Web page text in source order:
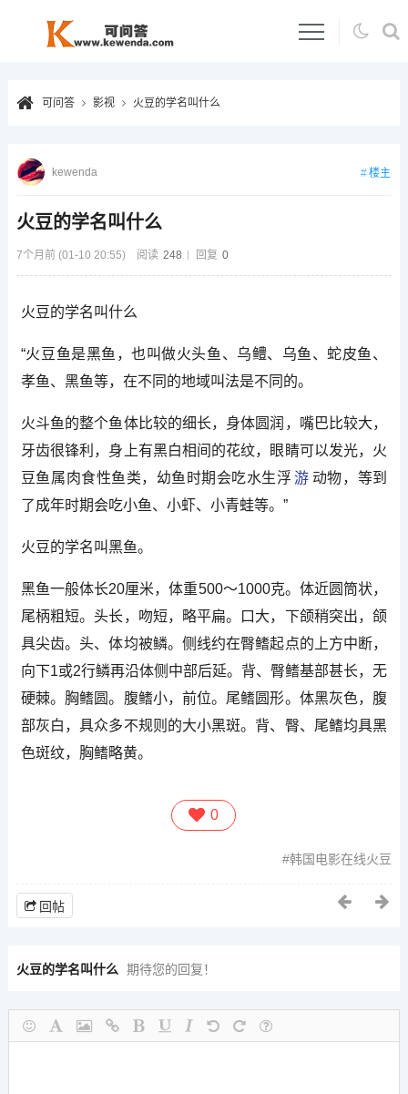
可问答 影视 火豆的学名叫什么
火豆的学名叫什么
7个月前 (01-10 20:55) 阅读 248 回复 0
kewenda 楼主
火豆的学名叫什么
“火豆鱼是黑鱼，也叫做火头鱼、乌鳢、乌鱼、蛇皮鱼、
孝鱼、黑鱼等，在不同的地域叫法是不同的。
火斗鱼的整个鱼体比较的细长，身体圆润，嘴巴比较大，
牙齿很锋利，身上有黑白相间的花纹，眼睛可以发光，火
豆鱼属肉食性鱼类，幼鱼时期会吃水生浮 游 动物，等到
了成年时期会吃小鱼、小虾、小青蛙等。”
火豆的学名叫黑鱼。
黑鱼一般体长20厘米，体重500～1000克。体近圆筒状，
尾柄粗短。头长，吻短，略平扁。口大，下颌稍突出，颌
具尖齿。头、体均被鳞。侧线约在臀鳍起点的上方中断，
向下1或2行鳞再沿体侧中部后延。背、臀鳍基部甚长，无
硬棘。胸鳍圆。腹鳍小，前位。尾鳍圆形。体黑灰色，腹
部灰白，具众多不规则的大小黑斑。背、臀、尾鳍均具黑
色斑纹，胸鳍略黄。
0
韩国电影在线火豆
回帖
火豆的学名叫什么 期待您的回复！